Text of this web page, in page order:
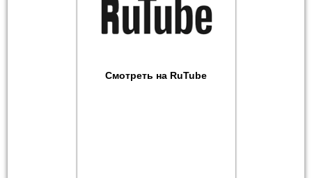
Смотреть на RuTube